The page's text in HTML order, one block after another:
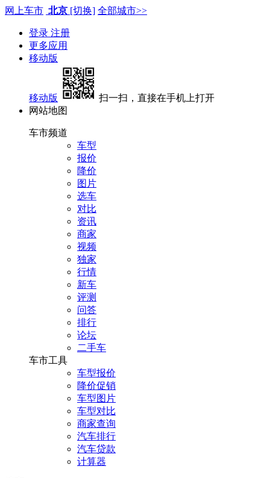
网上车市 北京 [切换] 全部城市>>
登录 注册
更多应用
移动版
移动版
扫一扫，直接在手机上打开
网站地图
车市频道
车型
报价
降价
图片
选车
对比
资讯
商家
视频
独家
行情
新车
评测
问答
排行
论坛
二手车
车市工具
车型报价
降价促销
车型图片
车型对比
商家查询
汽车排行
汽车贷款
计算器